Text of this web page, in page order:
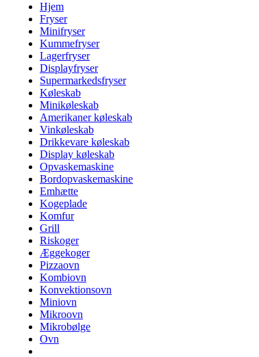
Hjem
Fryser
Minifryser
Kummefryser
Lagerfryser
Displayfryser
Supermarkedsfryser
Køleskab
Minikøleskab
Amerikaner køleskab
Vinkøleskab
Drikkevare køleskab
Display køleskab
Opvaskemaskine
Bordopvaskemaskine
Emhætte
Kogeplade
Komfur
Grill
Riskoger
Æggekoger
Pizzaovn
Kombiovn
Konvektionsovn
Miniovn
Mikroovn
Mikrobølge
Ovn